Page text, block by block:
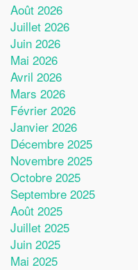
Août 2026
Juillet 2026
Juin 2026
Mai 2026
Avril 2026
Mars 2026
Février 2026
Janvier 2026
Décembre 2025
Novembre 2025
Octobre 2025
Septembre 2025
Août 2025
Juillet 2025
Juin 2025
Mai 2025